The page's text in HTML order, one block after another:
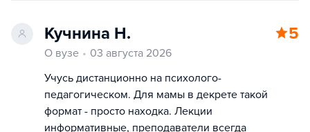
Кучнина Н. 5
О вузе
03 августа 2026
Учусь дистанционно на психолого-
педагогическом. Для мамы в декрете такой
формат - просто находка. Лекции
информативные, преподаватели всегда